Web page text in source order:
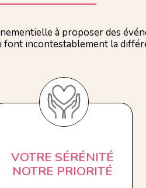
à proposer des
font incontestablement la
VOTRE SÉRÉNITÉ
NOTRE PRIORITÉ